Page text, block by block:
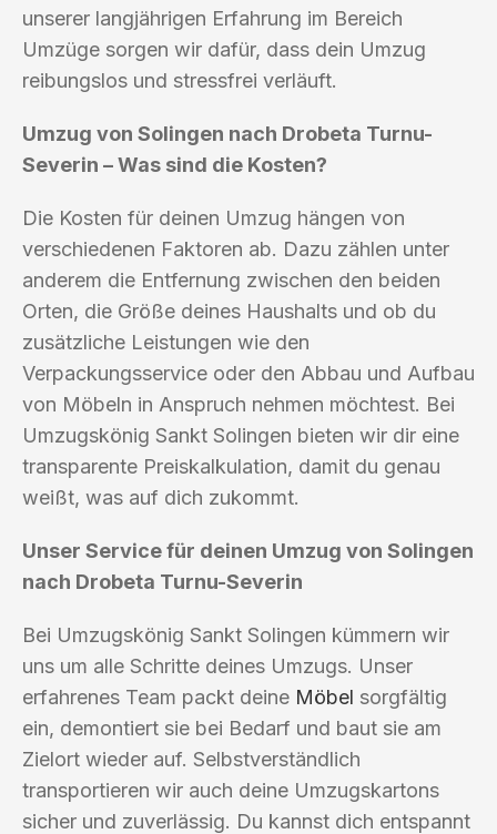
unserer langjährigen Erfahrung im Bereich
Umzüge sorgen wir dafür, dass dein Umzug
reibungslos und stressfrei verläuft.
Umzug von Solingen nach Drobeta Turnu-
Severin – Was sind die Kosten?
Die Kosten für deinen Umzug hängen von
verschiedenen Faktoren ab. Dazu zählen unter
anderem die Entfernung zwischen den beiden
Orten, die Größe deines Haushalts und ob du
zusätzliche Leistungen wie den
Verpackungsservice oder den Abbau und Aufbau
von Möbeln in Anspruch nehmen möchtest. Bei
Umzugskönig Sankt Solingen bieten wir dir eine
transparente Preiskalkulation, damit du genau
weißt, was auf dich zukommt.
Unser Service für deinen Umzug von Solingen
nach Drobeta Turnu-Severin
Bei Umzugskönig Sankt Solingen kümmern wir
uns um alle Schritte deines Umzugs. Unser
erfahrenes Team packt deine Möbel sorgfältig
ein, demontiert sie bei Bedarf und baut sie am
Zielort wieder auf. Selbstverständlich
transportieren wir auch deine Umzugskartons
sicher und zuverlässig. Du kannst dich entspannt